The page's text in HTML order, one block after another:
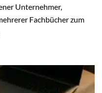
Unternehmer,
Fachbücher zum